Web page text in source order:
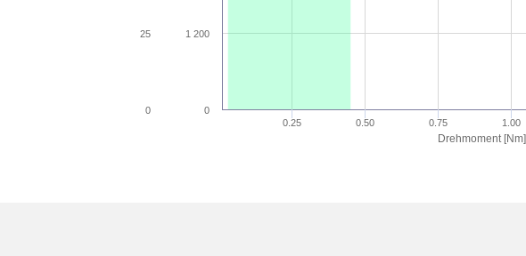
Drehmoment [Nm]
0.25 0.50 0.75 1.00
0
1 200
0
25